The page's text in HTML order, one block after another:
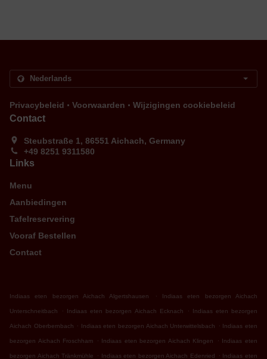
Privacybeleid . Voorwaarden . Wijzigingen cookiebeleid
Contact
Steubstraße 1, 86551 Aichach, Germany
+49 8251 9311580
Links
Menu
Aanbiedingen
Tafelreservering
Vooraf Bestellen
Contact
Indiaas eten bezorgen Aichach Algertshausen . Indiaas eten bezorgen Aichach
Unterschneitbach . Indiaas eten bezorgen Aichach Ecknach . Indiaas eten bezorgen
Aichach Oberbernbach . Indiaas eten bezorgen Aichach Unterwittelsbach . Indiaas eten
bezorgen Aichach Froschham . Indiaas eten bezorgen Aichach Klingen . Indiaas eten
bezorgen Aichach Tränkmühle . Indiaas eten bezorgen Aichach Edenried . Indiaas eten